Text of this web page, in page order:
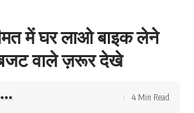
में घर लाओ बाइक लेने
वाले ज़रूर देखे
4 Min Read